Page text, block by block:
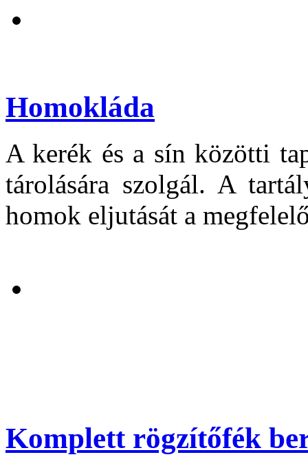
Homokláda
A kerék és a sín közötti
tárolására szolgál. A
homok eljutását a
Komplett rögzítőfék